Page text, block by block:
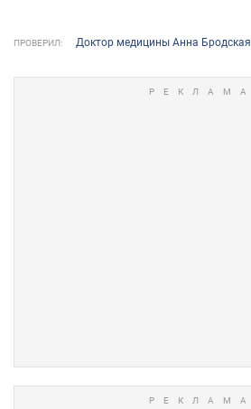
ПРОВЕРИЛ: Доктор медицины Анна Бродская